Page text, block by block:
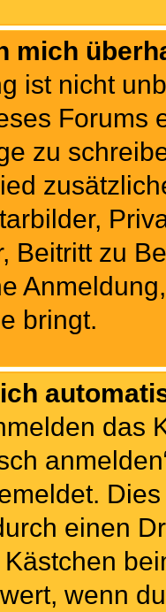
mich
ist nicht
Forums
zu
Beitritt zu
bringt.
das
einen
wenn